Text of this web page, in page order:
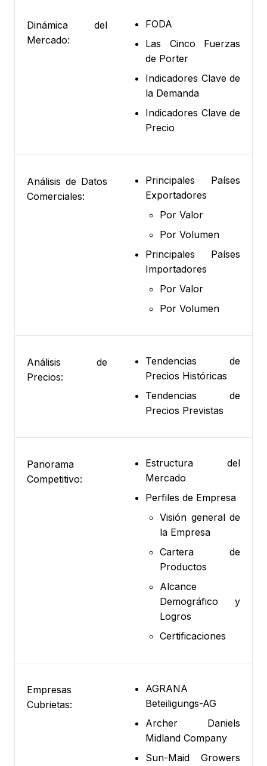
Dinámica del
Mercado:
FODA
Las Cinco Fuerzas
de Porter
Indicadores Clave de
la Demanda
Indicadores Clave de
Precio
Análisis de Datos
Comerciales:
Principales Países
Exportadores
Por Valor
Por Volumen
Principales Países
Importadores
Por Valor
Por Volumen
Análisis de
Precios:
Tendencias de
Precios Históricas
Tendencias de
Precios Previstas
Panorama
Competitivo:
Estructura del
Mercado
Perfiles de Empresa
Visión general de
la Empresa
Cartera de
Productos
Alcance
Demográfico y
Logros
Certificaciones
Empresas
Cubrietas:
AGRANA
Beteiligungs-AG
Archer Daniels
Midland Company
Sun-Maid Growers